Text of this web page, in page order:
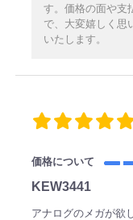
す。価格の面や支
で、大変嬉しく思
いたします。
価格について
KEW3441
アナログのメガが欲